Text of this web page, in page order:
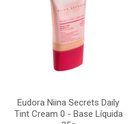
Eudora Niina Secrets Daily
Tint Cream 0 - Base Líquida